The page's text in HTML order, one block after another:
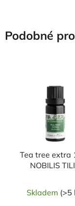
Podobné
Tea tree extra
NOBILIS
Skladem (>5